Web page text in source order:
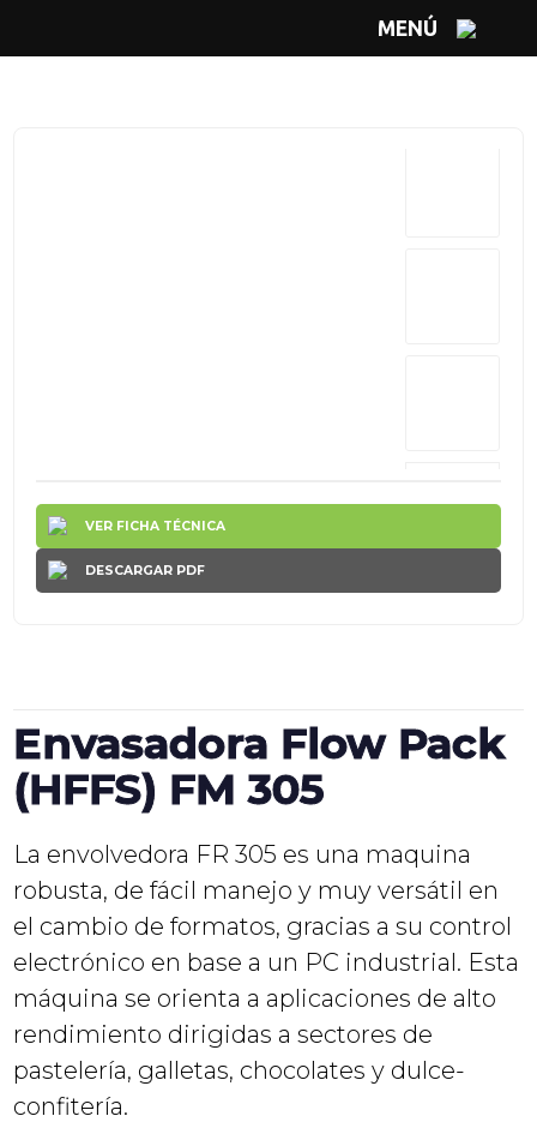
MENÚ
VER FICHA TÉCNICA
DESCARGAR PDF
Envasadora Flow Pack
(HFFS) FM 305
La envolvedora FR 305 es una maquina
robusta, de fácil manejo y muy versátil en
el cambio de formatos, gracias a su control
electrónico en base a un PC industrial. Esta
máquina se orienta a aplicaciones de alto
rendimiento dirigidas a sectores de
pastelería, galletas, chocolates y dulce-
confitería.